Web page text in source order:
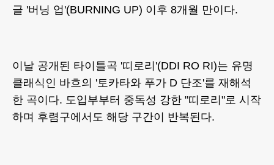
글 '버닝 업'(BURNING UP) 이후 8개월 만이다.
이날 공개된 타이틀곡 '띠로리'(DDI RO RI)는 유명
클래식인 바흐의 '토카타와 푸가 D 단조'를 재해석
한 곡이다. 도입부부터 중독성 강한 "띠로리"로 시작
하며 후렴구에서도 해당 구간이 반복된다.